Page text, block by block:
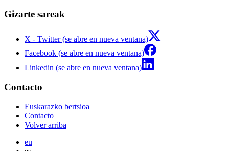
Gizarte sareak
X - Twitter (se abre en nueva ventana)
Facebook (se abre en nueva ventana)
Linkedin (se abre en nueva ventana)
Contacto
Euskarazko bertsioa
Contacto
Volver arriba
eu